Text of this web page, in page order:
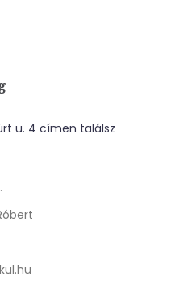
u. 4 címen találsz